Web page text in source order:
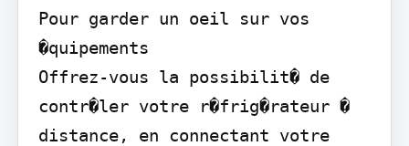
Pour garder un oeil sur vos
�quipements
Offrez-vous la possibilit� de
contr�ler votre r�frig�rateur �
distance, en connectant votre